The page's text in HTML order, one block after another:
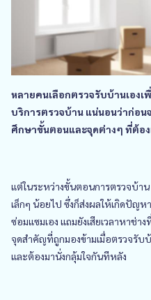
หลายคนเลือกตรวจรับบ้านเอง
บริการตรวจบ้าน แน่นอนว่าก่อน
ศึกษาขั้นตอนและจุดต่างๆ ที่ต้อ
แต่ในระหว่างขั้นตอนการตรวจบ้า
เล็กๆ น้อยไป ซึ่งก็ส่งผลให้เกิดปัญห
ซ่อมแซมเอง แถมยังเสียเวลาหาช่า
จุดสำคัญที่ถูกมองข้ามเมื่อตรวจรับ
และต้องมานั่งกลุ้มใจกันทีหลัง